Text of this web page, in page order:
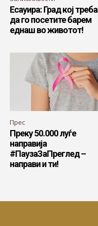
Есауира: Град кој треба
да го посетите барем
еднаш во животот!
Прес
Преку 50.000 луѓе
направија
#ПаузаЗаПреглед –
направи и ти!